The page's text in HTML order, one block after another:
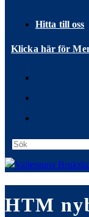
Hitta till oss
Klicka här för
HTM